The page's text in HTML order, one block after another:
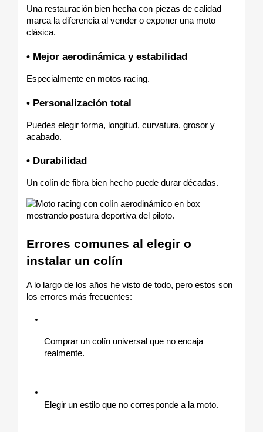
Una restauración bien hecha con piezas de calidad
marca la diferencia al vender o exponer una moto
clásica.
• Mejor aerodinámica y estabilidad
Especialmente en motos racing.
• Personalización total
Puedes elegir forma, longitud, curvatura, grosor y
acabado.
• Durabilidad
Un colín de fibra bien hecho puede durar décadas.
Errores comunes al elegir o
instalar un colín
A lo largo de los años he visto de todo, pero estos son
los errores más frecuentes:
Comprar un colín universal que no encaja
realmente.
Elegir un estilo que no corresponde a la moto.